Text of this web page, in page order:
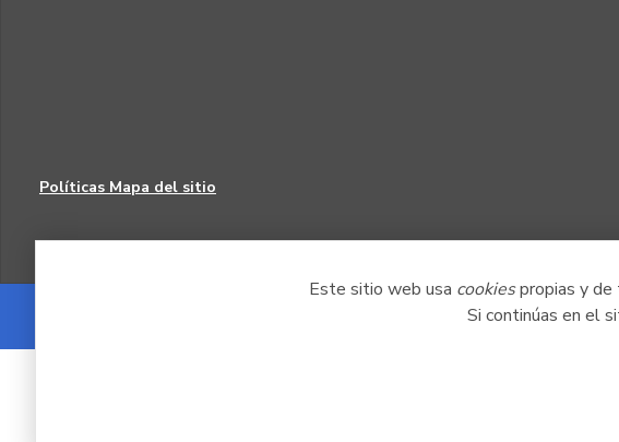
Este sitio web usa cookiespropias y de
Si continúas en el
Políticas Mapa del sitio